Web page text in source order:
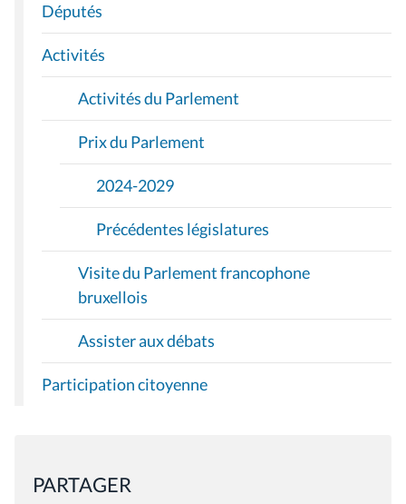
A
T
I
O
Députés
Activités
Activités du Parlement
Prix du Parlement
2024-2029
Précédentes législatures
Visite du Parlement francophone
bruxellois
Assister aux débats
Participation citoyenne
PARTAGER